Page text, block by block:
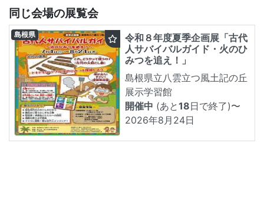
同じ会場の展覧会
令和８年度夏季企画展「古代
人サバイバルガイド・火のひ
みつを追え！」
島根県立八雲立つ風土記の丘
展示学習館
開催中 (あと18日で終了)〜
2026年8月24日
島根県